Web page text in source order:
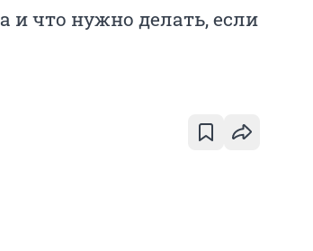
и что нужно делать, если